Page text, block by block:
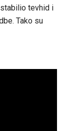
tevhid i
Tako su